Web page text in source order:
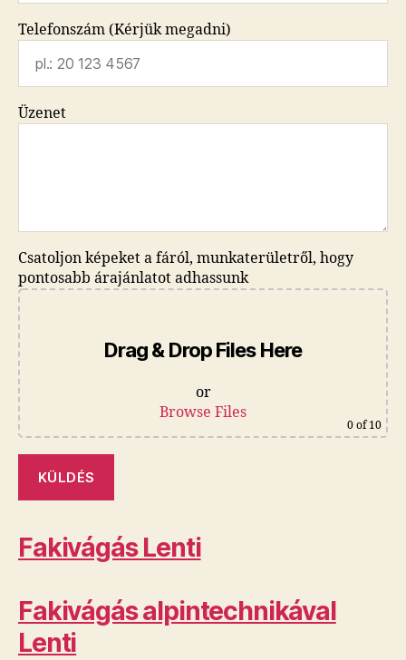
Telefonszám (Kérjük megadni)
Üzenet
Csatoljon képeket a fáról, munkaterületről, hogy
pontosabb árajánlatot adhassunk
Drag & Drop Files Here
or
Browse Files
0 of 10
Fakivágás Lenti
Fakivágás alpintechnikával
Lenti